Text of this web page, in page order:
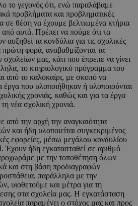
το γεγονός ότι, ενώ παραλάβαμε
προβλήματα και προβληματικές
σε θέση να έχουμε βελτιωμένα κτήρια
αυτά. Πρέπει να πούμε ότι τα
αυξηθεί τα κονδύλια για τις σχολικές
φορά, αναβαθμίζονται τα
μας, κάτι που έπρεπε να γίνει
το κτηριολογικό πρόγραμμα του
από το καλοκαίρι, με σκοπό να
έργα που υλοποιήθηκαν ή υλοποιούνται
χρονιάς, καθώς και για τα έργα
νέα σχολική χρονιά.
την αρχή την αναγκαιότητα
και ήδη υλοποιείται συγκεκριμένος
εφορείες, μέσω μεγάλου κονδυλίου
Έχουν ήδη εγκατασταθεί σε αριθμό
με την τοποθέτηση όλων
και στη βάση προδιαγραφών
παράλληλα με την
υιοθετούμε και μέτρα για τη
στα σχολεία μας. Η εγκατάσταση
παραμένει ο στόχος μας και προς